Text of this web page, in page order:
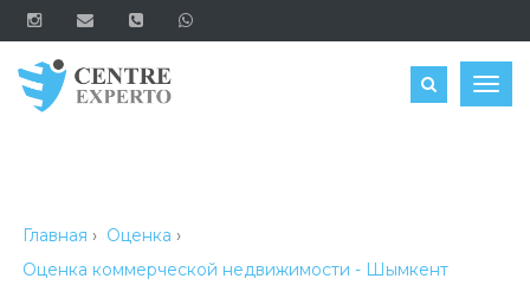
ЗАКАЗАТЬ
Главная › Оценка ›
Оценка коммерческой недвижимости - Шымкент